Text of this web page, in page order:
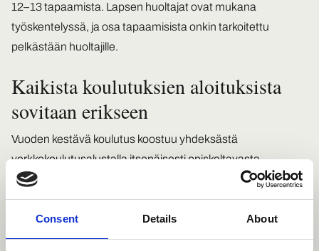
Consent Details About
12–13 tapaamista. Lapsen huoltajat ovat mukana
työskentelyssä, ja osa tapaamisista onkin tarkoitettu
pelkästään huoltajille.
Kaikista koulutuksien aloituksista
sovitaan erikseen
Vuoden kestävä koulutus koostuu yhdeksästä
verkkokoulutusalustalla itsenäisesti opiskeltavasta
kokonaisuudesta, menetelmäohjauksesta sekä
koulutushoidosta. Menetelmäohjaus on koulutuksellista
työnohjausta, johon osallistutaan pienryhmissä.
Koulutushoitoja tehdään osana omaa työtä.